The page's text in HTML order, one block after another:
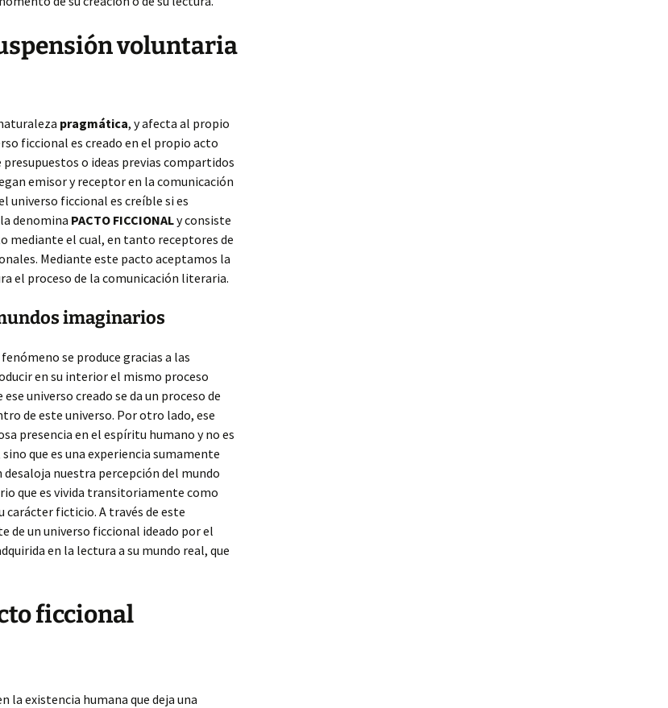
voluntaria
pragmática, y afecta al propio
ficcional es creado en el propio acto
o ideas previas compartidos
emisor y receptor en la comunicación
universo ficcional es creíble si es
denomina PACTO FICCIONALy consiste
mediante el cual, en tanto receptores de
Mediante este pacto aceptamos la
el proceso de la comunicación literaria.
imaginarios
se produce gracias a las
en su interior el mismo proceso
universo creado se da un proceso de
de este universo. Por otro lado, ese
presencia en el espíritu humano y no es
que es una experiencia sumamente
nuestra percepción del mundo
que es vivida transitoriamente como
carácter ficticio. A través de este
de un universo ficcional ideado por el
en la lectura a su mundo real, que
ficcional
la existencia humana que deja una